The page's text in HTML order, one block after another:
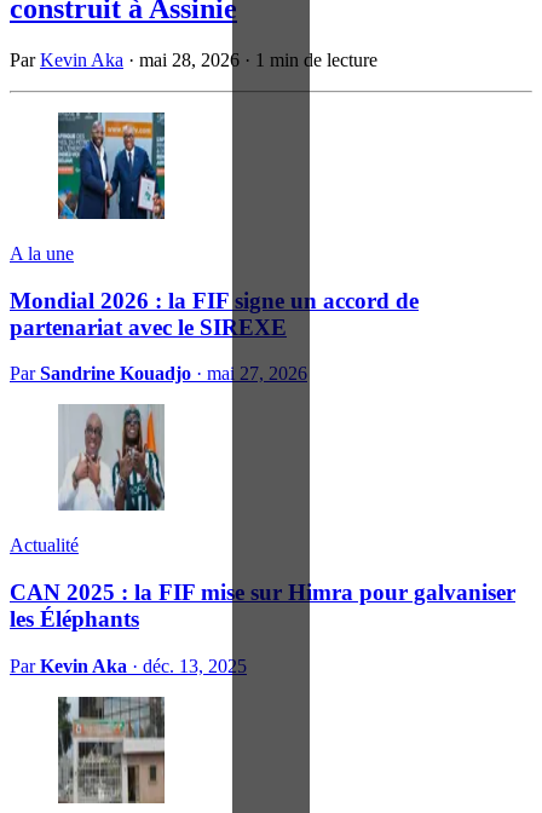
construit à Assinie
ParKevin Aka · mai 28, 2026 · 1 min de lecture
A la une
Mondial 2026 : la FIF signe un accord de
partenariat avec le SIREXE
ParSandrine Kouadjo · mai 27, 2026
Actualité
CAN 2025 : la FIF mise sur Himra pour galvaniser
les Éléphants
ParKevin Aka · déc. 13, 2025